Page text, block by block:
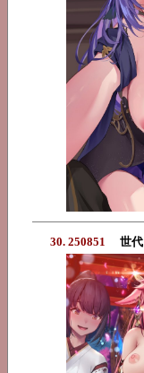
30. 250851 世代